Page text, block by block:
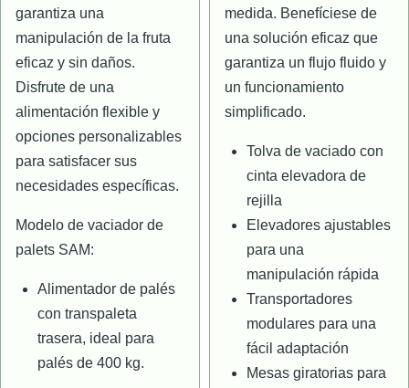
garantiza una
manipulación de la fruta
eficaz y sin daños.
Disfrute de una
alimentación flexible y
opciones personalizables
para satisfacer sus
necesidades específicas.
Modelo de vaciador de
palets SAM:
Alimentador de palés
con transpaleta
trasera, ideal para
palés de 400 kg.
medida. Benefíciese de
una solución eficaz que
garantiza un flujo fluido y
un funcionamiento
simplificado.
Tolva de vaciado con
cinta elevadora de
rejilla
Elevadores ajustables
para una
manipulación rápida
Transportadores
modulares para una
fácil adaptación
Mesas giratorias para